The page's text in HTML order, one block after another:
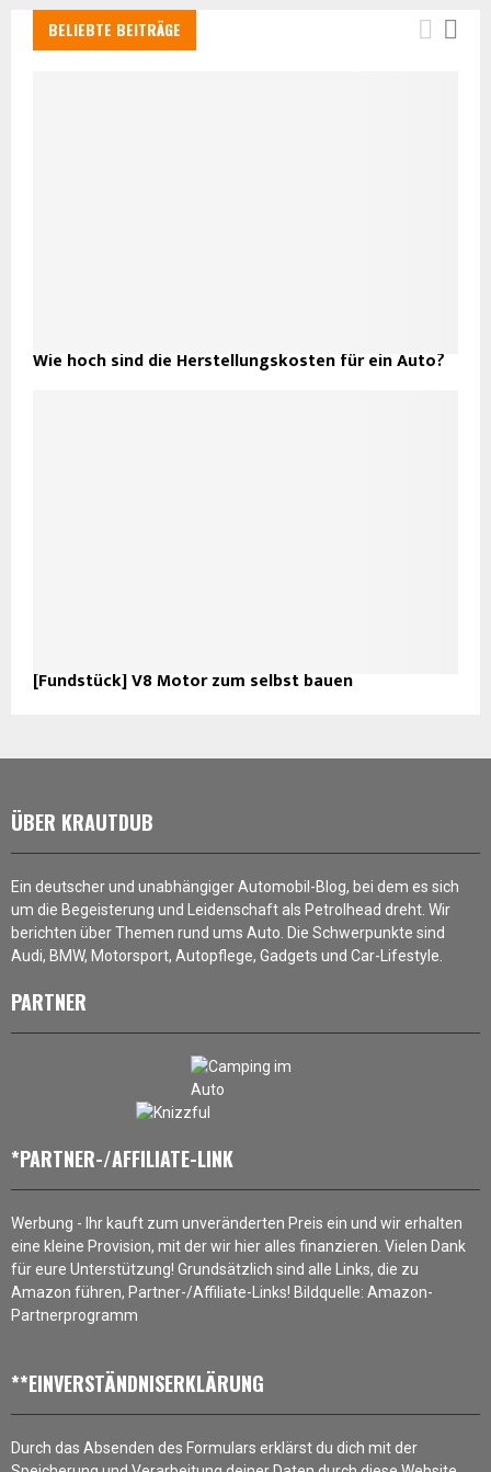
BELIEBTE BEITRÄGE
Wie hoch sind die Herstellungskosten für ein Auto?
[Fundstück] V8 Motor zum selbst bauen
ÜBER KRAUTDUB
Ein deutscher und unabhängiger Automobil-Blog, bei dem es sich
um die Begeisterung und Leidenschaft als Petrolhead dreht. Wir
berichten über Themen rund ums Auto. Die Schwerpunkte sind
Audi, BMW, Motorsport, Autopflege, Gadgets und Car-Lifestyle.
PARTNER
*PARTNER-/AFFILIATE-LINK
Werbung - Ihr kauft zum unveränderten Preis ein und wir erhalten
eine kleine Provision, mit der wir hier alles finanzieren. Vielen Dank
für eure Unterstützung! Grundsätzlich sind alle Links, die zu
Amazon führen, Partner-/Affiliate-Links! Bildquelle: Amazon-
Partnerprogramm
**EINVERSTÄNDNISERKLÄRUNG
Durch das Absenden des Formulars erklärst du dich mit der